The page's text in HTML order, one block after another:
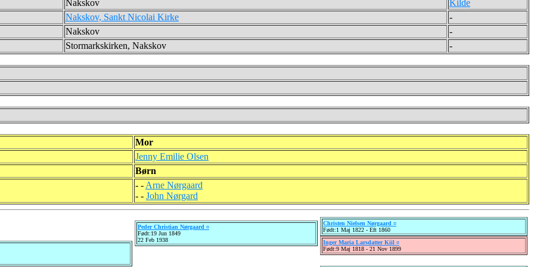
Nakskov
Kilde
Nakskov, Sankt Nicolai Kirke
-
Nakskov
-
Stormarkskirken, Nakskov
-
Mor
Jenny Emilie Olsen
Børn
- - Arne Nørgaard
- - John Nørgard
Peder Christian Nørgaard ¤
Født:19 Jun 1849
22 Feb 1938
Christen Nielsen Nørgaard ¤
Født:1 Maj 1822 - Eft 1860
Inger Maria Larsdatter Kiil ¤
Født:9 Maj 1818 - 21 Nov 1899